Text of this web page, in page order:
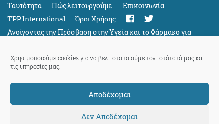
Χρησιμοποιούμε cookies για να βελτιστοποιούμε τον ιστότοπό μας και
τις υπηρεσίες μας.
Αποδέχομαι
Δεν Αποδέχομαι
Ταυτότητα Πώς λειτουργούμε
Eπικοινωνία
TPP International
Όροι Χρήσης
Ανοίγοντας την Πρόσβαση στην Υγεία και το Φάρμακο για
Όλους
Support
ThePressProject
powered by our community members